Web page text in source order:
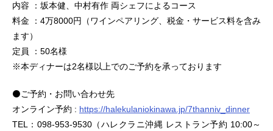
内容 ：坂本健、中村有作 両シェフによるコース
料金 ：4万8000円（ワインペアリング、税金・サービス料を含み
ます）
定員 ：50名様
※本ディナーは2名様以上でのご予約を承っております
⚫️ご予約・お問い合わせ先
オンライン予約 : https://halekulaniokinawa.jp/7thanniv_dinner
TEL：098-953-9530（ハレクラニ沖縄 レストラン予約 10:00～